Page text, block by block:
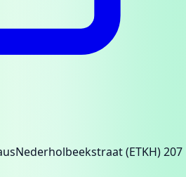
Nederholbeekstraat (ETKH) 207